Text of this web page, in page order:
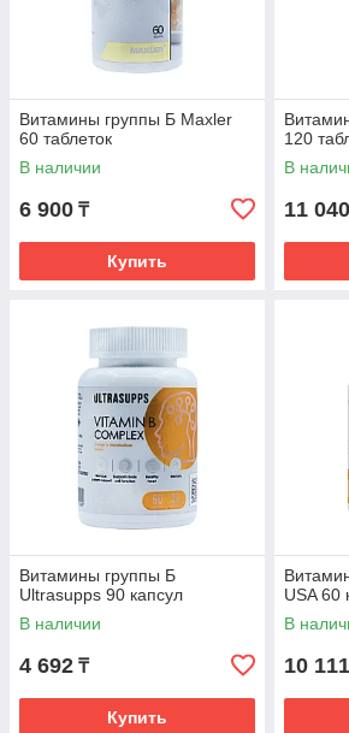
Витамины группы Б Maxler
60 таблеток
В наличии
6 900 ₸
Купить
120
В
11 040
Витамины группы Б
Ultrasupps 90 капсул
В наличии
4 692 ₸
Купить
USA 60
В
10 111